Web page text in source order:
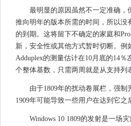
最明显的原因虽然不一定准确，
推向明年的版本所需的时间，所以没
的到期。这将留下不确定的家庭和
新，安全性或其他方式暂时切断。例
Adduplex的测量估计在10月底的14％
个整体基数，只需两周就是从支持列
由于1809年的扰动卷展栏，强制
1909年可能导致一些用户在达到它之
Windows 10 1809的发射是一场